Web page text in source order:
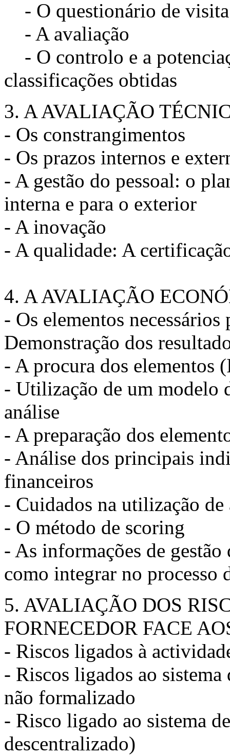
- O questionário de
- A avaliação
- O controlo e a
classificações obtidas
3. A AVALIAÇÃO
- Os constrangimentos
- Os prazos internos e
- A gestão do pessoal: o
interna e para o exterior
- A inovação
- A qualidade: A
4. A AVALIAÇÃO
- Os elementos
Demonstração dos
- A procura dos elementos
- Utilização de um modelo
análise
- A preparação dos
- Análise dos principais
financeiros
- Cuidados na utilização
- O método de scoring
- As informações de
como integrar no processo
5. AVALIAÇÃO DOS
FORNECEDOR FACE
- Riscos ligados à
- Riscos ligados ao
não formalizado
- Risco ligado ao sistema
descentralizado)